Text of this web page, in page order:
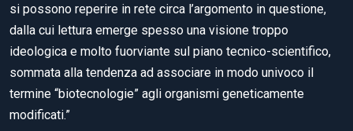
si possono reperire in rete circa l’argomento in questione,
dalla cui lettura emerge spesso una visione troppo
ideologica e molto fuorviante sul piano tecnico-scientifico,
sommata alla tendenza ad associare in modo univoco il
termine “biotecnologie” agli organismi geneticamente
modificati.”